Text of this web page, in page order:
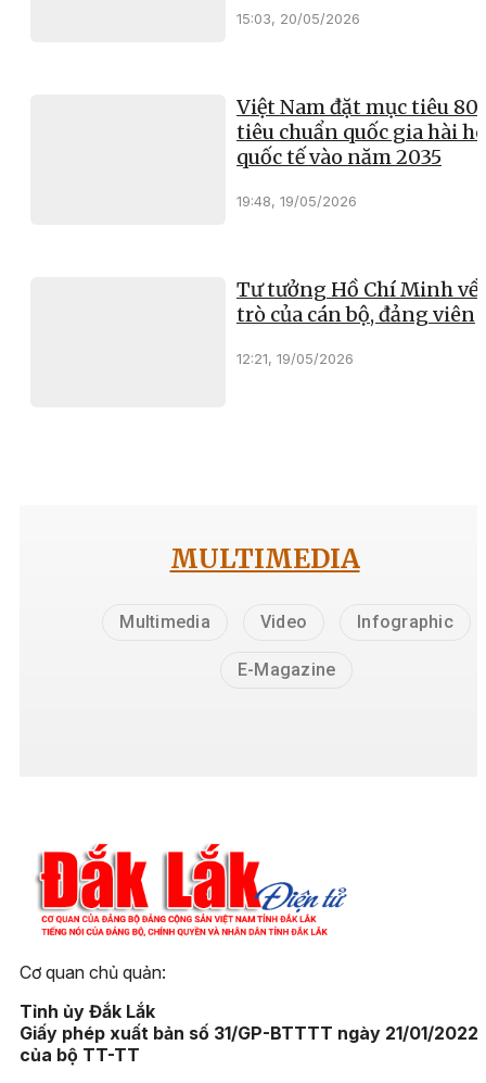
15:03, 20/05/2026
Việt Nam đặt mục tiêu
tiêu chuẩn quốc gia hài
quốc tế vào năm 2035
19:48, 19/05/2026
Tư tưởng Hồ Chí Minh về
trò của cán bộ, đảng viên
12:21, 19/05/2026
MULTIMEDIA
Multimedia Video Infographic
E-Magazine
Cơ quan chủ quản:
Tỉnh ủy Đắk Lắk
Giấy phép xuất bản số 31/GP-BTTTT ngày 21/01/2022
của bộ TT-TT